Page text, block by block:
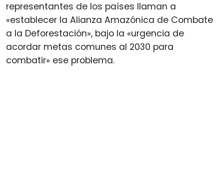
representantes de los países llaman a
«establecer la Alianza Amazónica de Combate
a la Deforestación», bajo la «urgencia de
acordar metas comunes al 2030 para
combatir» ese problema.